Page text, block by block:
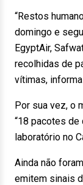
“Restos
domingo e
EgyptAir,
recolhidas de
vítimas,
Por sua vez, o
“18 pacotes
laboratório no
Ainda não
emitem sinais